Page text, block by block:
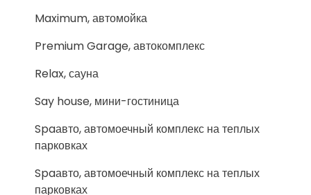
Maximum, автомойка
Premium Garage, автокомплекс
Relax, сауна
Say house, мини-гостиница
Spaавто, автомоечный комплекс на теплых
парковках
Spaавто, автомоечный комплекс на теплых
парковках